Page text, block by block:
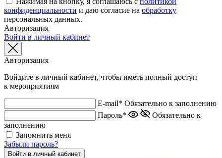
конфиденциальности и даю согласие на обработку
персональных данных.
Авторизация
Войти в личный кабинет
Авторизация
Войдите в личный кабинет, чтобы иметь полный доступ
к мероприятиям
E-mail* Обязательно к заполнению
Пароль*
Обязательно к
заполнению
Запомнить меня
Забыли пароль?